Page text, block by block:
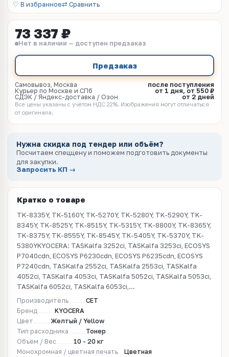
♡ В избранное⇄ Сравнить
73 337 ₽
Нет в наличии — доступен предзаказ
Предзаказ
Самовывоз, Москва
после поступления
Курьер по Москве и СПб
от 1 дня, от 550 ₽
СДЭК / Яндекс-доставка / Озон
от 2 дней
Все цены указаны с учётом НДС 22%. Изображения могут отличаться
от оригинала.
Нужна скидка под тендер или объём?
Посчитаем спеццену и поможем подготовить документы
для закупки.
Запросить КП →
Кратко о товаре
TK-8335Y, TK-5160Y, TK-5270Y, TK-5280Y, TK-5290Y, TK-
8345Y, TK-8525Y, TK-8515Y, TK-5315Y, TK-8800Y, TK-8365Y,
TK-8375Y, TK-8555Y, TK-8545Y, TK-5405Y, TK-5370Y, TK-
5380YKYOCERA: TASKalfa 3252ci, TASKalfa 3253ci, ECOSYS
P7040cdn, ECOSYS P6230cdn, ECOSYS P6235cdn, ECOSYS
P7240cdn, TASKalfa 2552ci, TASKalfa 2553ci, TASKalfa
4052ci, TASKalfa 4053ci, TASKalfa 5052ci, TASKalfa 5053ci,
TASKalfa 6052ci, TASKalfa 6053ci,...
Производитель
CET
Бренд
KYOCERA
Цвет
Желтый / Yellow
Тип расходника
Тонер
Объём / Вес
10 - 20 кг
Монохромная / цветная печать
Цветная